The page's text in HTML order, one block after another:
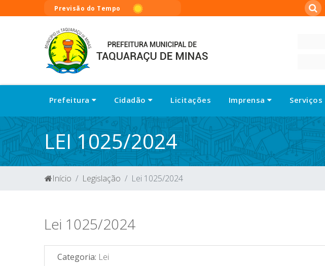
Previsão do Tempo
Prefeitura Cidadão Licitações Imprensa Serviços
LEI 1025/2024
Início Legislação Lei 1025/2024
Lei 1025/2024
Categoria: Lei